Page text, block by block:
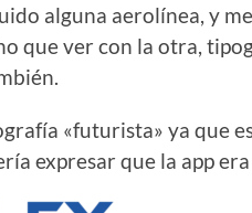
alguna aerolínea, y
que ver con la otra,
«futurista» ya que
expresar que la app